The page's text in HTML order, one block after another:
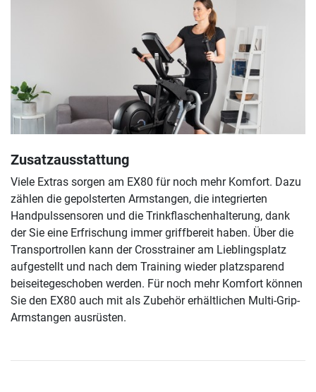
Zusatzausstattung
Viele Extras sorgen am EX80 für noch mehr Komfort. Dazu
zählen die gepolsterten Armstangen, die integrierten
Handpulssensoren und die Trinkflaschenhalterung, dank
der Sie eine Erfrischung immer griffbereit haben. Über die
Transportrollen kann der Crosstrainer am Lieblingsplatz
aufgestellt und nach dem Training wieder platzsparend
beiseitegeschoben werden. Für noch mehr Komfort können
Sie den EX80 auch mit als Zubehör erhältlichen Multi-Grip-
Armstangen ausrüsten.